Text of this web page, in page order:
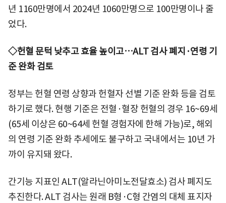
년 1160만명에서 2024년 1060만명으로 100만명이나 줄
었다.
◇헌혈 문턱 낮추고 효율 높이고…ALT 검사 폐지·연령 기
준 완화 검토
정부는 헌혈 연령 상향과 헌혈자 선별 기준 완화 등을 검토
하기로 했다. 현행 기준은 전혈·혈장 헌혈의 경우 16~69세
(65세 이상은 60~64세 헌혈 경험자에 한해 가능)로, 해외
의 연령 기준 완화 추세에도 불구하고 국내에서는 10년 가
까이 유지돼 왔다.
간기능 지표인 ALT(알라닌아미노전달효소) 검사 폐지도
추진한다. ALT 검사는 원래 B형·C형 간염의 대체 표지자